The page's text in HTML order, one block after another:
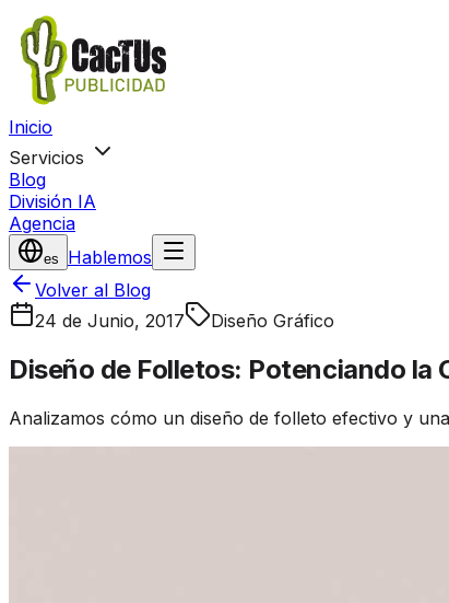
Inicio
Servicios
Blog
División IA
Agencia
es
Hablemos
Volver al Blog
24 de Junio, 2017
Diseño Gráfico
Diseño de Folletos: Potenciando la
Analizamos cómo un diseño de folleto efectivo y